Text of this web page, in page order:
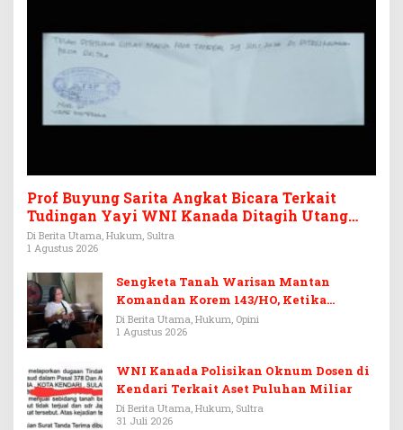
Prof Buyung Sarita Angkat Bicara Terkait
Tudingan Yayi WNI Kanada Ditagih Utang
Rp3,6 Miliar
Di Berita Utama, Hukum, Sultra
1 Agustus 2026
Sengketa Tanah Warisan Mantan
Komandan Korem 143/HO, Ketika
Warisan Menjadi Arena Pemerasan
Di Berita Utama, Hukum, Opini
1 Agustus 2026
WNI Kanada Polisikan Oknum Dosen di
Kendari Terkait Aset Puluhan Miliar
Di Berita Utama, Hukum, Sultra
31 Juli 2026